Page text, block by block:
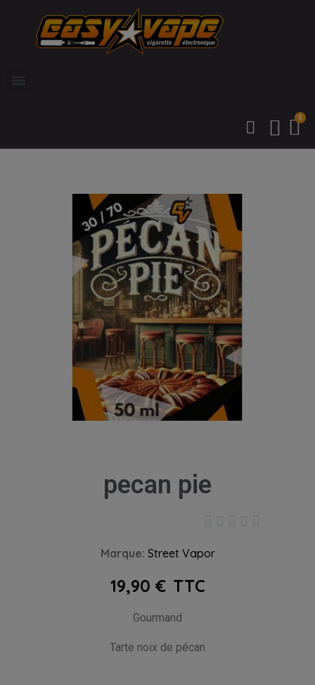
pecan pie
    
Marque Street Vapor
19,90 € TTC
Gourmand
Tarte noix de pécan